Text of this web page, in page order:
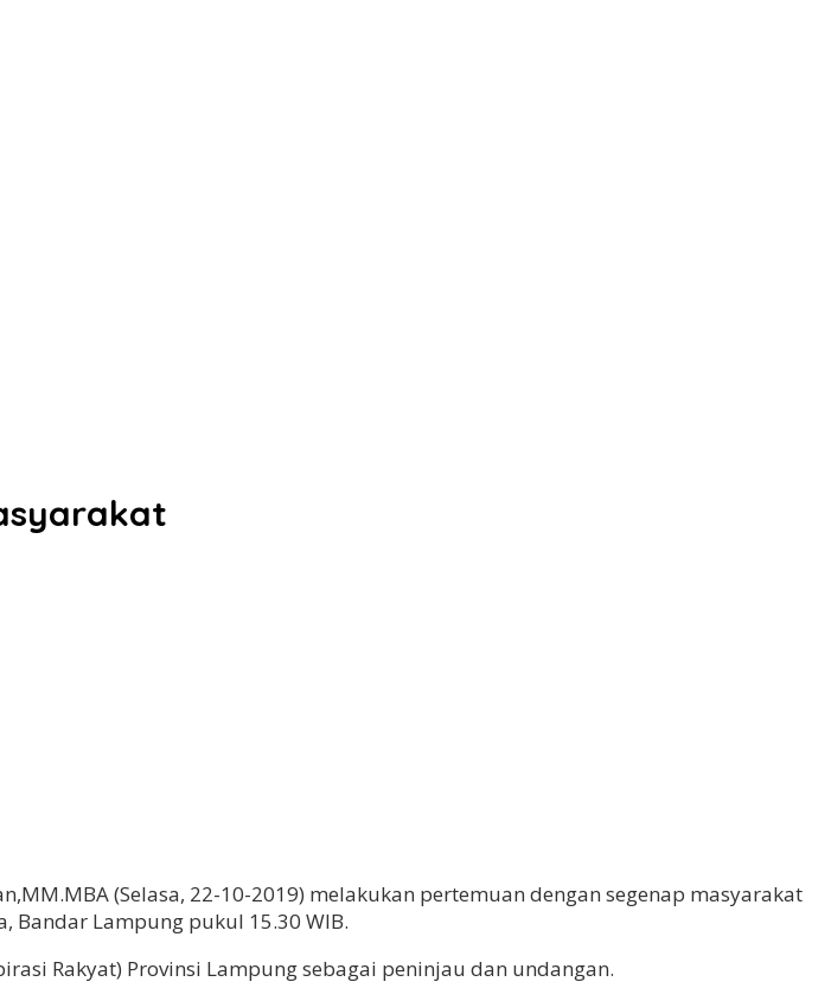
(Selasa, 22-10-2019) melakukan pertemuan dengan segenap masyarakat
Bandar Lampung pukul 15.30 WIB.
Rakyat) Provinsi Lampung sebagai peninjau dan undangan.